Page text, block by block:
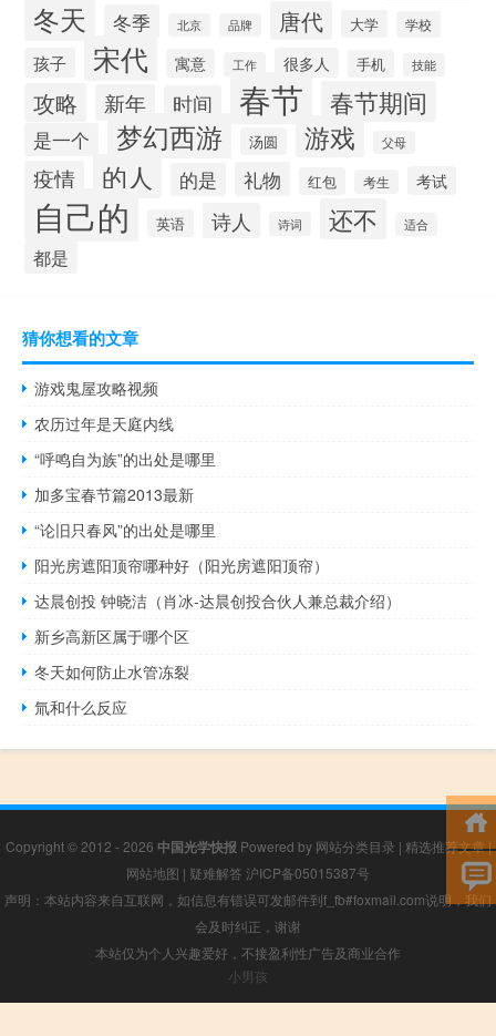
冬天 冬季 北京 品牌 唐代 大学 学校
孩子 宋代 寓意 工作 很多人 手机 技能
攻略 新年 时间 春节 春节期间
是一个 梦幻西游 汤圆 游戏 父母
疫情 的人 的是 礼物 红包 考生 考试
自己的 英语 诗人 诗词 还不 适合
都是
猜你想看的文章
游戏鬼屋攻略视频
农历过年是天庭内线
“呼鸣自为族”的出处是哪里
加多宝春节篇2013最新
“论旧只春风”的出处是哪里
阳光房遮阳顶帘哪种好（阳光房遮阳顶帘）
达晨创投 钟晓洁（肖冰-达晨创投合伙人兼总裁介绍）
新乡高新区属于哪个区
冬天如何防止水管冻裂
氚和什么反应
Copyright © 2012 - 2026 中国光学快报 Powered by 网站分类目录 | 精选推荐文章|
网站地图 | 疑难解答 沪ICP备05015387号
声明：本站内容来自互联网，如信息有错误可发邮件到f_fb#foxmail.com说明，我们
会及时纠正，谢谢
本站仅为个人兴趣爱好，不接盈利性广告及商业合作
小男孩